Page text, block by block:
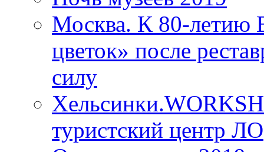
Москва. К 80-
цветок» после
силу
туристский центр ЛО